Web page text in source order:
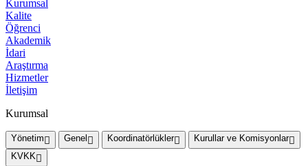
Kurumsal
Kalite
Öğrenci
Akademik
İdari
Araştırma
Hizmetler
İletişim
Kurumsal
Yönetim Genel Koordinatörlükler
Kurullar ve Komisyonlar
KVKK